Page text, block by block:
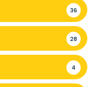
36
28
4